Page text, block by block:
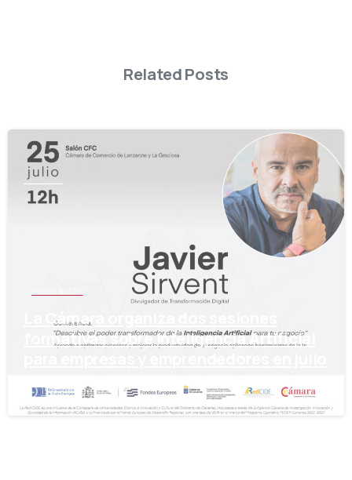
Related Posts
-
La Cámara organiza dos sesiones
formativas sobre Inteligencia Artificial
15 de julio de 2024